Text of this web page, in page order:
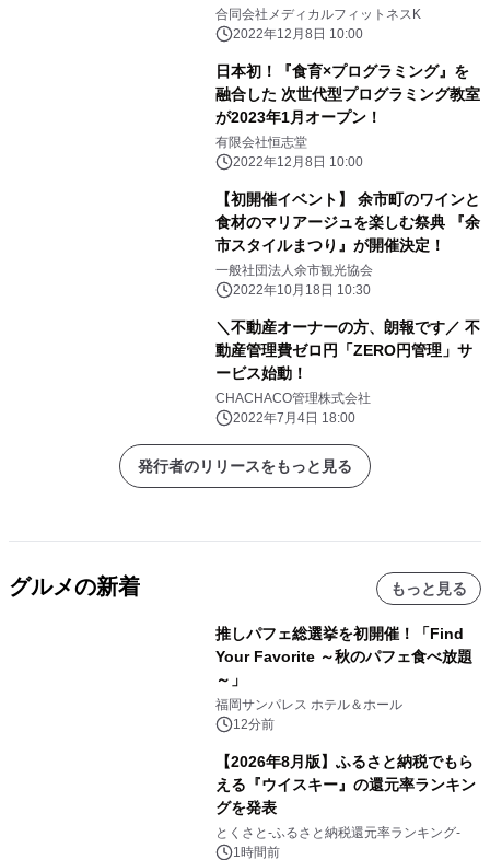
フィットネスジムで1周年記念キャン
ペーンを実施
合同会社メディカルフィットネスK
2022年12月8日 10:00
日本初！『食育×プログラミング』を
融合した 次世代型プログラミング教室
が2023年1月オープン！
有限会社恒志堂
2022年12月8日 10:00
【初開催イベント】 余市町のワインと
食材のマリアージュを楽しむ祭典 『余
市スタイルまつり』が開催決定！
一般社団法人余市観光協会
2022年10月18日 10:30
＼不動産オーナーの方、朗報です／ 不
動産管理費ゼロ円「ZERO円管理」サ
ービス始動！
CHACHACO管理株式会社
2022年7月4日 18:00
発行者のリリースをもっと見る
グルメの新着 もっと見る
推しパフェ総選挙を初開催！「Find
Your Favorite ～秋のパフェ食べ放題
～」
福岡サンパレス ホテル＆ホール
12分前
【2026年8月版】ふるさと納税でもら
える『ウイスキー』の還元率ランキン
グを発表
とくさと-ふるさと納税還元率ランキング-
1時間前